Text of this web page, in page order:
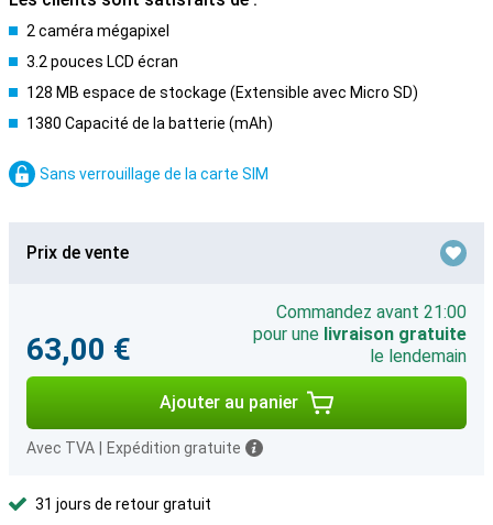
2 caméra mégapixel
3.2 pouces LCD écran
128 MB espace de stockage (Extensible avec Micro SD)
1380 Capacité de la batterie (mAh)
Sans verrouillage de la carte SIM
Prix de vente
63,00 €
Commandez avant 21:00
pour une livraison gratuite
le lendemain
Ajouter au panier
Avec TVA Expédition gratuite
31 jours de retour gratuit